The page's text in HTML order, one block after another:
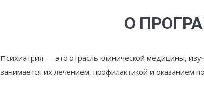
О
Психиатрия — это отрасль клинической медицины,
занимается их лечением, профилактикой и оказанием